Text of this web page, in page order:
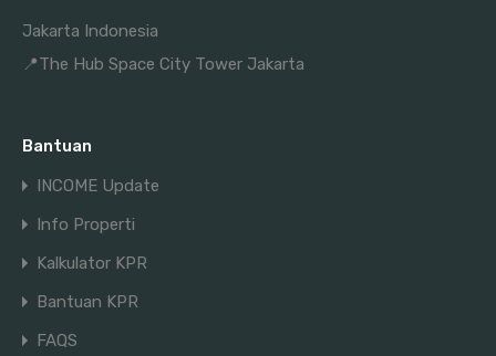
Jakarta Indonesia
📍The Hub Space City Tower Jakarta
Bantuan
INCOME Update
Info Properti
Kalkulator KPR
Bantuan KPR
FAQS